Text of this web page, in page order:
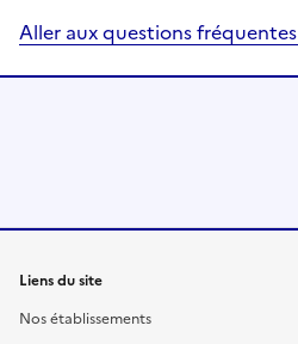
Aller aux questions fréquentes
Liens du site
Nos établissements